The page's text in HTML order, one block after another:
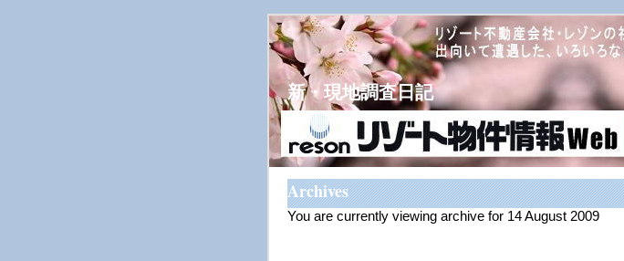
新・現地調査日記
Archives
You are currently viewing archive for 14 August 2009